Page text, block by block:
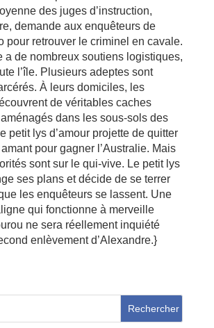
des juges d’instruction,
demande aux enquêteurs de
pour retrouver le criminel en cavale.
a de nombreux soutiens logistiques,
l’île. Plusieurs adeptes sont
À leurs domiciles, les
de véritables caches
dans les sous-sols des
petit lys d’amour projette de quitter
amant pour gagner l’Australie. Mais
sont sur le qui-vive. Le petit lys
ses plans et décide de se terrer
les enquêteurs se lassent. Une
qui fonctionne à merveille
ne sera réellement inquiété
enlèvement d’Alexandre.}